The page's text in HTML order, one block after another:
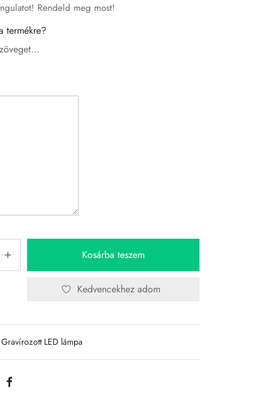
Rendeld meg most!
termékre?
Kosárba teszem
Kedvencekhez adom
Gravírozott LED lámpa